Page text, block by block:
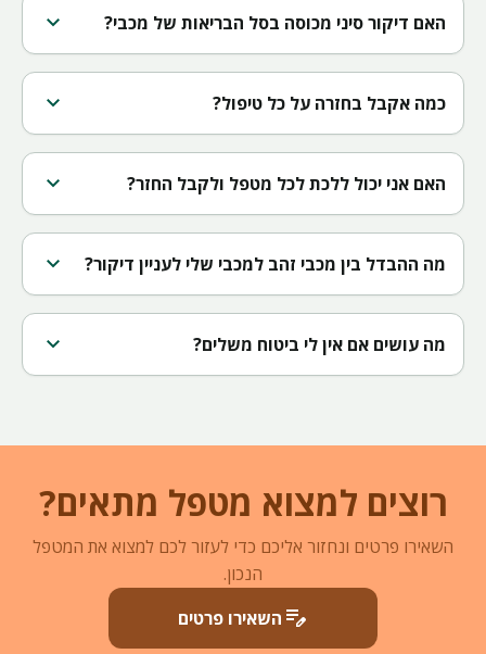
האם דיקור סיני מכוסה בסל הבריאות של מכבי? expand_more
כמה אקבל בחזרה על כל טיפול? expand_more
האם אני יכול ללכת לכל מטפל ולקבל החזר? expand_more
מה ההבדל בין מכבי זהב למכבי שלי לעניין דיקור? expand_more
מה עושים אם אין לי ביטוח משלים? expand_more
רוצים למצוא מטפל מתאים?
השאירו פרטים ונחזור אליכם כדי לעזור לכם למצוא את המטפל
הנכון.
edit_note השאירו פרטים